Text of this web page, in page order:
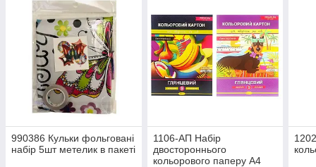
990386 Кульки фольговані
набір 5шт метелик в пакеті
1106-АП Набір
двостороннього
кольорового паперу А4